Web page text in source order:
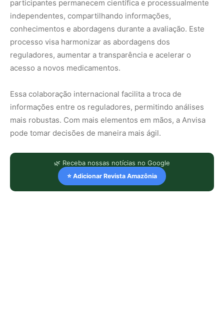
participantes permanecem científica e processualmente
independentes, compartilhando informações,
conhecimentos e abordagens durante a avaliação. Este
processo visa harmonizar as abordagens dos
reguladores, aumentar a transparência e acelerar o
acesso a novos medicamentos.
Essa colaboração internacional facilita a troca de
informações entre os reguladores, permitindo análises
mais robustas. Com mais elementos em mãos, a Anvisa
pode tomar decisões de maneira mais ágil.
🌿 Receba nossas notícias no Google
⭐ Adicionar Revista Amazônia